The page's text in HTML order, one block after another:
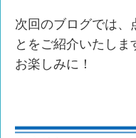
次回のブログでは、
とをご紹介いたしま
お楽しみに！